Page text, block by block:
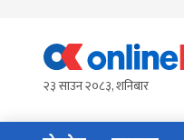
content२३ साउन २०८३, शनिबार